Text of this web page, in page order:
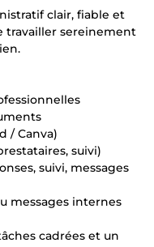
clair, fiable et
travailler sereinement
/ Canva)
suivi)
suivi, messages
messages internes
cadrées et un